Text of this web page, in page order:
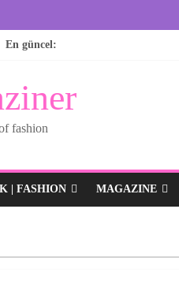
En güncel:
fashion
| FASHION MAGAZINE